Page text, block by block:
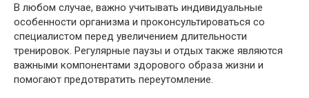
В любом случае, важно учитывать индивидуальные
особенности организма и проконсультироваться со
специалистом перед увеличением длительности
тренировок. Регулярные паузы и отдых также являются
важными компонентами здорового образа жизни и
помогают предотвратить переутомление.